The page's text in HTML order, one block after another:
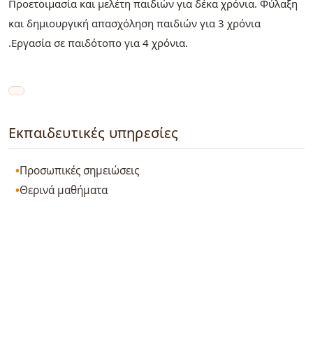
Προετοιμασία και μελέτη παιδιών για δέκα χρόνια. Φύλαξη
και δημιουργική απασχόληση παιδιών για 3 χρόνια
.Εργασία σε παιδότοπο για 4 χρόνια.
Εκπαιδευτικές υπηρεσίες
Προσωπικές σημειώσεις
Θερινά μαθήματα